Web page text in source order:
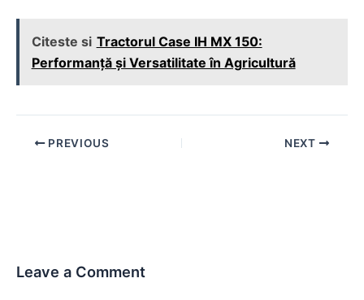
Citeste si Tractorul Case IH MX 150:
Performanță și Versatilitate în Agricultură
Post PREVIOUS NEXT
Leave a Comment